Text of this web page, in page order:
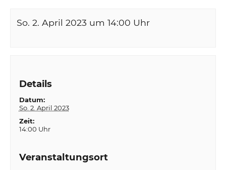
So. 2. April 2023 um 14:00 Uhr
Details
Datum:
So. 2. April 2023
Zeit:
14:00 Uhr
Veranstaltungsort